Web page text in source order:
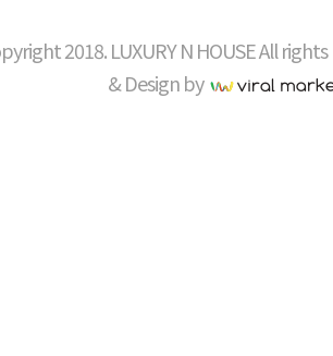
분들이 망설임 없이 관심을 주고 있
2018. LUXURY N HOUSE All
& Design by